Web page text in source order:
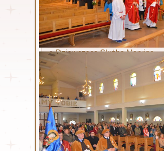
Wspólnoty parafialne
Ruch Światło - Oaza
Liturgiczna Służba Ołtarza
Dziewczęca Służba Maryjna
Żywy Różaniec
Akcja Katolicka
Wspólnota dla Intronizacji
NSPJ
Stowarzyszenie Krwi
Chrystusa
Legion Maryi
Koła koronkowe